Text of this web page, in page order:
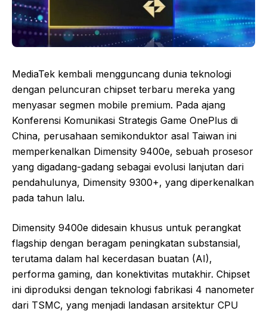
MediaTek kembali mengguncang dunia teknologi
dengan peluncuran chipset terbaru mereka yang
menyasar segmen mobile premium. Pada ajang
Konferensi Komunikasi Strategis Game OnePlus di
China, perusahaan semikonduktor asal Taiwan ini
memperkenalkan Dimensity 9400e, sebuah prosesor
yang digadang-gadang sebagai evolusi lanjutan dari
pendahulunya, Dimensity 9300+, yang diperkenalkan
pada tahun lalu.
Dimensity 9400e didesain khusus untuk perangkat
flagship dengan beragam peningkatan substansial,
terutama dalam hal kecerdasan buatan (AI),
performa gaming, dan konektivitas mutakhir. Chipset
ini diproduksi dengan teknologi fabrikasi 4 nanometer
dari TSMC, yang menjadi landasan arsitektur CPU